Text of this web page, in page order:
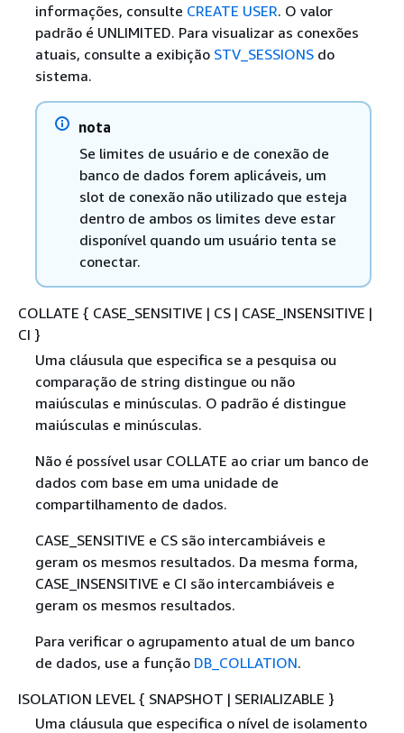
informações, consulte CREATE USER. O valor
padrão é UNLIMITED. Para visualizar as conexões
atuais, consulte a exibição STV_SESSIONSdo
sistema.
nota
Se limites de usuário e de conexão de
banco de dados forem aplicáveis, um
slot de conexão não utilizado que esteja
dentro de ambos os limites deve estar
disponível quando um usuário tenta se
conectar.
COLLATE { CASE_SENSITIVE | CS | CASE_INSENSITIVE |
CI }
Uma cláusula que especifica se a pesquisa ou
comparação de string distingue ou não
maiúsculas e minúsculas. O padrão é distingue
maiúsculas e minúsculas.
Não é possível usar COLLATE ao criar um banco de
dados com base em uma unidade de
compartilhamento de dados.
CASE_SENSITIVE e CS são intercambiáveis e
geram os mesmos resultados. Da mesma forma,
CASE_INSENSITIVE e CI são intercambiáveis e
geram os mesmos resultados.
Para verificar o agrupamento atual de um banco
de dados, use a função DB_COLLATION.
ISOLATION LEVEL { SNAPSHOT | SERIALIZABLE }
Uma cláusula que especifica o nível de isolamento